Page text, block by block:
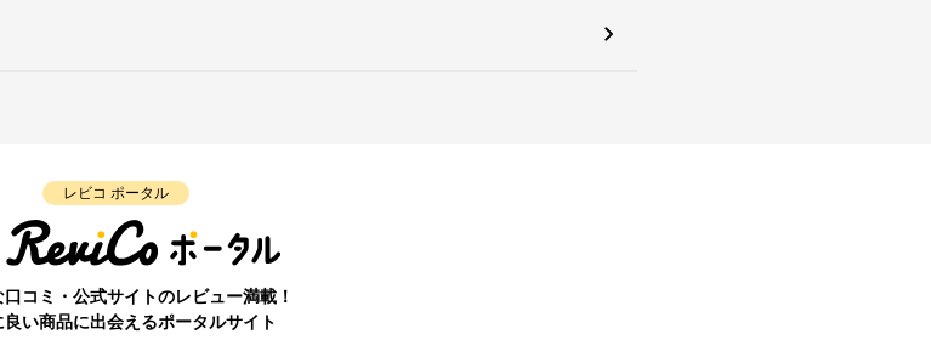
レビコ ポータル
口コミ・公式サイトのレビュー満載！
良い商品に出会えるポータルサイト